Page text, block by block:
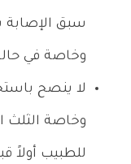
سبق الإصابة
وخاصة في
لا ينصح
وخاصة الثلث
للطبيب أولاً